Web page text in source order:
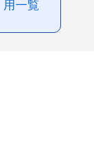
用一覧